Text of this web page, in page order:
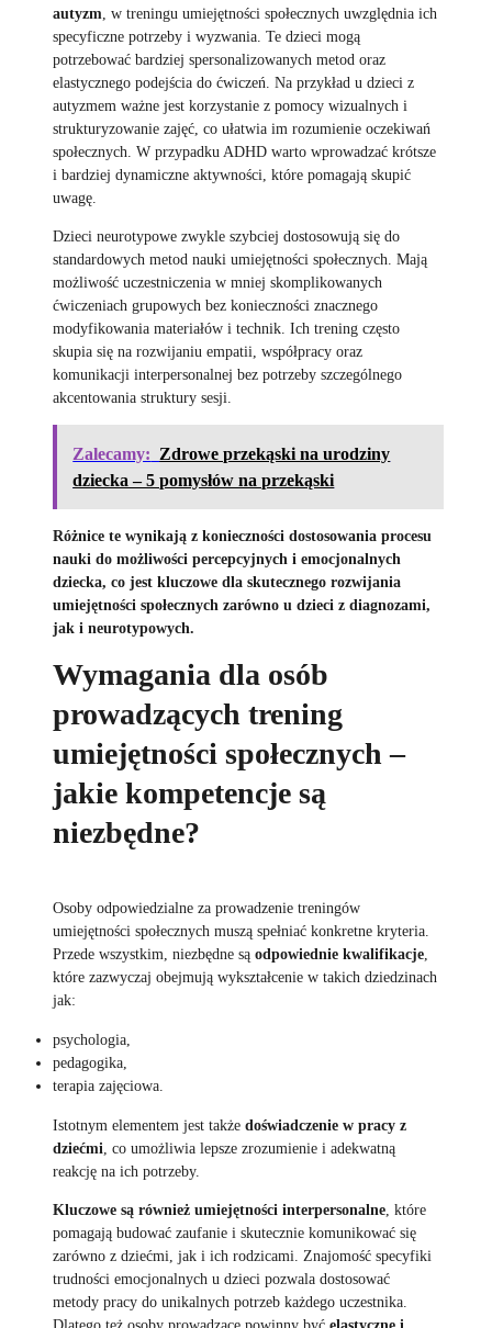
autyzm , w treningu umiejętności społecznych uwzględnia ich
specyficzne potrzeby i wyzwania. Te dzieci mogą
potrzebować bardziej spersonalizowanych metod oraz
elastycznego podejścia do ćwiczeń. Na przykład u dzieci z
autyzmem ważne jest korzystanie z pomocy wizualnych i
strukturyzowanie zajęć, co ułatwia im rozumienie oczekiwań
społecznych. W przypadku ADHD warto wprowadzać krótsze
i bardziej dynamiczne aktywności, które pomagają skupić
uwagę.
Dzieci neurotypowe zwykle szybciej dostosowują się do
standardowych metod nauki umiejętności społecznych. Mają
możliwość uczestniczenia w mniej skomplikowanych
ćwiczeniach grupowych bez konieczności znacznego
modyfikowania materiałów i technik. Ich trening często
skupia się na rozwijaniu empatii, współpracy oraz
komunikacji interpersonalnej bez potrzeby szczególnego
akcentowania struktury sesji.
Zalecamy: Zdrowe przekąski na urodziny
dziecka – 5 pomysłów na przekąski
Różnice te wynikają z konieczności dostosowania procesu
nauki do możliwości percepcyjnych i emocjonalnych
dziecka, co jest kluczowe dla skutecznego rozwijania
umiejętności społecznych zarówno u dzieci z diagnozami,
jak i neurotypowych.
Wymagania dla osób
prowadzących trening
umiejętności społecznych –
jakie kompetencje są
niezbędne?
Osoby odpowiedzialne za prowadzenie treningów
umiejętności społecznych muszą spełniać konkretne kryteria.
Przede wszystkim, niezbędne są odpowiednie kwalifikacje,
które zazwyczaj obejmują wykształcenie w takich dziedzinach
jak:
psychologia,
pedagogika,
terapia zajęciowa.
Istotnym elementem jest także doświadczenie w pracy z
dziećmi , co umożliwia lepsze zrozumienie i adekwatną
reakcję na ich potrzeby.
Kluczowe są również umiejętności interpersonalne , które
pomagają budować zaufanie i skutecznie komunikować się
zarówno z dziećmi, jak i ich rodzicami. Znajomość specyfiki
trudności emocjonalnych u dzieci pozwala dostosować
metody pracy do unikalnych potrzeb każdego uczestnika.